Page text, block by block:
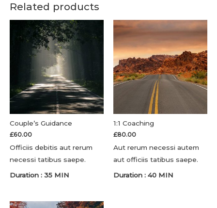
Related products
Couple’s Guidance
£60.00
Officiis debitis aut rerum
necessi tatibus saepe.
Duration : 35 MIN
1:1 Coaching
£80.00
Aut rerum necessi autem
aut officiis tatibus saepe.
Duration : 40 MIN